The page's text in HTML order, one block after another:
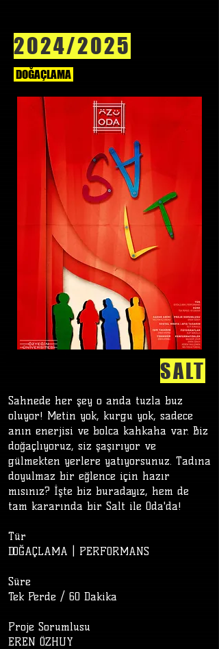
2024/2025
DOĞAÇLAMA
SALT
Sahnede her şey o anda tuzla buz
oluyor! Metin yok, kurgu yok, sadece
anın enerjisi ve bolca kahkaha var. Biz
doğaçlıyoruz, siz şaşırıyor ve
gülmekten yerlere yatıyorsunuz. Tadına
doyulmaz bir eğlence için hazır
mısınız? İşte biz buradayız, hem de
tam kararında bir Salt ile Oda'da!
Tür
DOĞAÇLAMA | PERFORMANS
Süre
Tek Perde / 60 Dakika
Proje Sorumlusu
EREN ÖZHUY